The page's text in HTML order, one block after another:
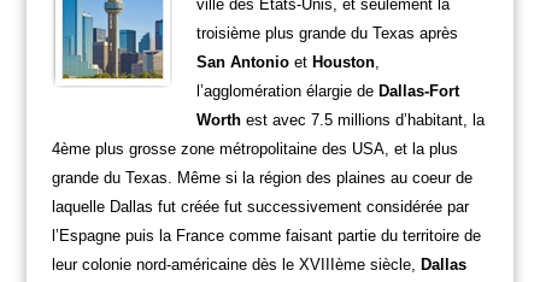
ville des Etats-Unis, et seulement la
troisième plus grande du Texas après
San Antonioet Houston,
l’agglomération élargie de Dallas-Fort
Worthest avec 7.5 millions d’habitant, la
4ème plus grosse zone métropolitaine des USA, et la plus
grande du Texas. Même si la région des plaines au coeur de
laquelle Dallas fut créée fut successivement considérée par
l’Espagne puis la France comme faisant partie du territoire de
leur colonie nord-américaine dès le XVIIIème siècle,
Dallas